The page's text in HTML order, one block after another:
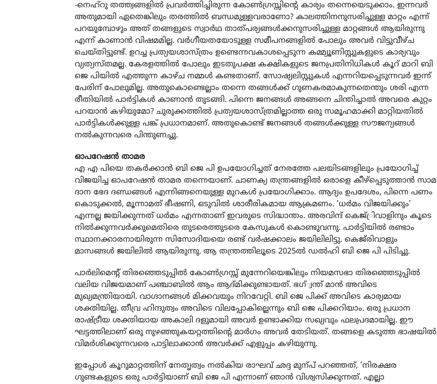
-നെഹ്‌റു തത്ത്വങ്ങളില്‍ പ്രവര്‍ത്തിച്ചിരുന്ന കോണ്‍ഗ്രസ്സിന്റെ കാര്യം തന്നെയെടുക്കാം. ഇന്നവര്‍
അതുമായി ഏതെങ്കിലും തരത്തില്‍ ബന്ധമുള്ളവരാണോ? കാലത്തിനനുസരിച്ചുള്ള മാറ്റം എന്ന്
പറയുമ്പോഴും അത് തങ്ങളുടെ സ്വാര്‍ഥ താത്പര്യങ്ങള്‍ക്കനുസരിച്ചുള്ള മാറ്റങ്ങള്‍ ആയിരുന്നു
എന്ന് കാണാന്‍ വിഷമമില്ല. വര്‍ഗീയതയോടുള്ള സമീപനങ്ങളില്‍ പോലും അവര്‍ വിട്ടുവീഴ്ച
ചെയ്തിട്ടുണ്ട്. ഉറച്ച പ്രത്യയശാസ്ത്രം ഉണ്ടെന്നവകാശപ്പെടുന്ന കമ്മ്യൂണിസ്റ്റുകളുടെ കാര്യവും
വ്യത്യസ്തമല്ല. കേരളത്തില്‍ പോലും ഇടതുപക്ഷ കക്ഷികളുടെ ജനപ്രതിനിധികള്‍ കൂറ് മാറി ബി
ജെ പിയില്‍ എത്തുന്ന കാഴ്ച നമ്മള്‍ കണ്ടതാണ്. സോഷ്യലിസ്റ്റുകള്‍ എന്നറിയപ്പെടുന്നവര്‍ ഇന്ന്
പേരിന് പോലുമില്ല. അതുകൊണ്ടെല്ലാം തന്നെ തങ്ങള്‍ക്ക് ഗുണകരമാകുന്നതെന്തും ശരി എന്ന
രീതിയില്‍ പാര്‍ട്ടികള്‍ കാണാന്‍ തുടങ്ങി. പിന്നെ ജനങ്ങള്‍ അങ്ങനെ ചിന്തിച്ചാല്‍ അവരെ കുറ്റം
പറയാന്‍ കഴിയുമോ? ചുരുക്കത്തില്‍ പ്രത്യയശാസ്ത്രമില്ലാത്ത ഒരു സമൂഹമാക്കി മാറ്റിയതില്‍
പാര്‍ട്ടികള്‍ക്കുള്ള പങ്ക് പ്രധാനമാണ്. അതുകൊണ്ട് ജനങ്ങള്‍ തങ്ങള്‍ക്കുള്ള സൗജന്യങ്ങള്‍
നല്‍കുന്നവരെ പിന്തുണച്ചു.
ഓപറേഷന്‍ താമര
എ എ പിയെ തകര്‍ക്കാന്‍ ബി ജെ പി ഉപയോഗിച്ചത് നേരത്തേ പലയിടങ്ങളിലും പ്രയോഗിച്ച്
വിജയിച്ച ഓപറേഷന്‍ താമര തന്നെയാണ്. ചാണക്യ തന്ത്രങ്ങളില്‍ ഒരാളെ കീഴ്പ്പെടുത്താന്‍ സാമ
ദാന ഭേദ ദണ്ഡങ്ങള്‍ എന്നിങ്ങനെയുള്ള മുറകള്‍ പ്രയോഗിക്കാം. ആദ്യം ഉപദേശം, പിന്നെ പണം
കൊടുക്കല്‍, മൂന്നാമത് ഭീഷണി, ഒടുവില്‍ ശാരീരികമായ ആക്രമണം. ‘ധര്‍മം വിജയിക്കും’
എന്നല്ല ജയിക്കുന്നത് ധര്‍മം എന്നതാണ് ഇവരുടെ സിദ്ധാന്തം. അരവിന്ദ് കെജ്്രിവാളിനും കൂടെ
നില്‍ക്കുന്നവര്‍ക്കുമെതിരെ തുടരെത്തുടരെ കേസുകള്‍ കൊണ്ടുവന്നു. പാര്‍ട്ടിയില്‍ രണ്ടാം
സ്ഥാനക്കാരനായിരുന്ന സിസോദിയയെ രണ്ട് വര്‍ഷക്കാലം ജയിലിലിട്ടു. കെജ്്രിവാളും
മാസങ്ങള്‍ ജയിലില്‍ ആയിരുന്നു. ആ തന്ത്രത്തിലൂടെ 2025ല്‍ ഡല്‍ഹി ബി ജെ പി പിടിച്ചു.
പാര്‍ലിമെന്റ് തിരഞ്ഞെടുപ്പില്‍ കോണ്‍ഗ്രസ്സ് മുന്നേറിയെങ്കിലും നിയമസഭാ തിരഞ്ഞെടുപ്പില്‍
വലിയ വിജയമാണ് പഞ്ചാബില്‍ ആം ആദ്മിക്കുണ്ടായത്. ഭഗ്്വന്ത് മാന്‍ അവിടെ
മുഖ്യമന്ത്രിയായി. വാഗ്ദാനങ്ങള്‍ മിക്കവയും നിറവേറ്റി. ബി ജെ പിക്ക് അവിടെ കാര്യമായ
ശക്തിയില്ല. തീവ്ര ഹിന്ദുത്വം അവിടെ വിലപ്പോകില്ലെന്നും ബി ജെ പിക്കറിയാം. ഒരു പ്രധാന
രാഷ്ട്രീയ ശക്തിയായ അകാലി ദളുമായി അവര്‍ ഉണ്ടാക്കിയ സഖ്യവും ഫലപ്രദമായില്ല. ഈ
ഘട്ടത്തിലാണ് ഒരു നുഴഞ്ഞുകയറ്റത്തിന്റെ മാര്‍ഗം അവര്‍ തേടിയത്. തങ്ങളെ കടുത്ത ഭാഷയില്‍
വിമര്‍ശിക്കുന്നവരെ പാട്ടിലാക്കാന്‍ അവര്‍ക്ക് എളുപ്പം കഴിയുന്നു.
ഇപ്പോള്‍ കൂറുമാറ്റത്തിന് നേതൃത്വം നല്‍കിയ രാഘവ് ഛദ്ദ മുന്പ് പറഞ്ഞത്, ‘നിരക്ഷര
ഗുണ്ടകളുടെ ഒരു പാര്‍ട്ടിയാണ് ബി ജെ പി എന്നാണ് ഞാന്‍ വിശ്വസിക്കുന്നത്. എല്ലാ